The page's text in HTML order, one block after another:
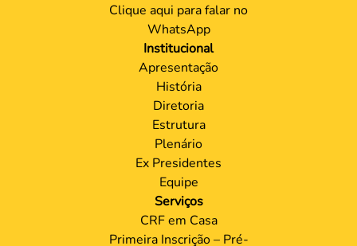
Clique aqui para falar no
WhatsApp
Institucional
Apresentação
História
Diretoria
Estrutura
Plenário
Ex Presidentes
Equipe
Serviços
CRF em Casa
Primeira Inscrição – Pré-